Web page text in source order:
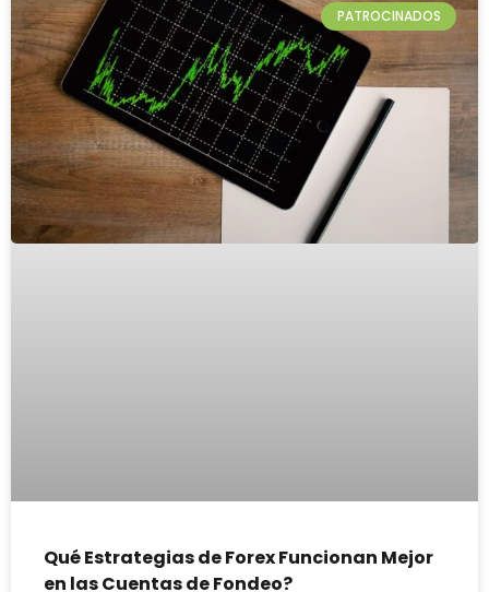
PATROCINADOS
Qué Estrategias de Forex Funcionan Mejor
en las Cuentas de Fondeo?